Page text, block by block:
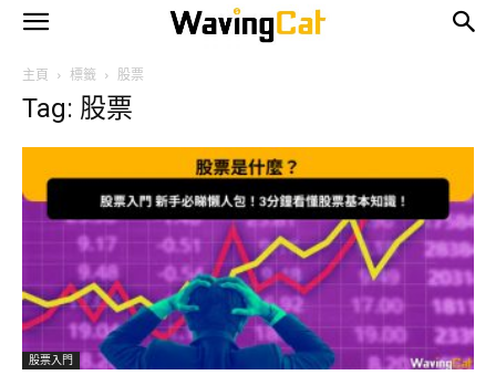
主頁 標籤 股票
Tag: 股票
股票入門